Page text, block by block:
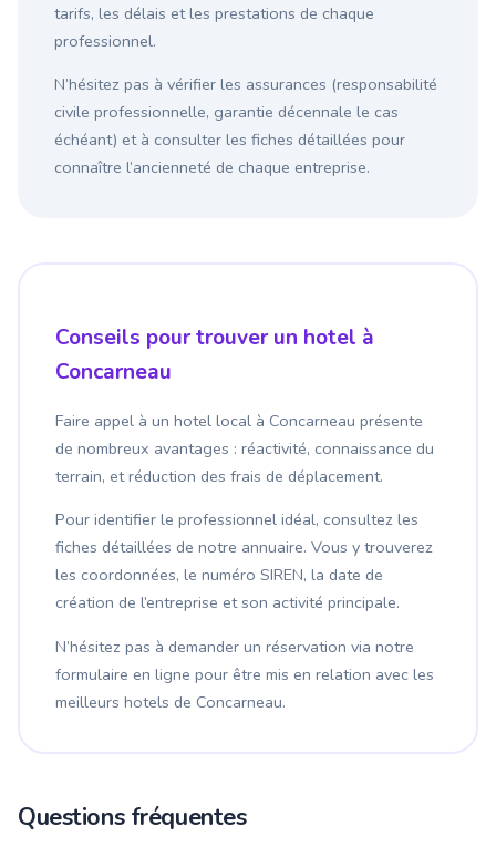
tarifs, les délais et les prestations de chaque
professionnel.
N’hésitez pas à vérifier les assurances (responsabilité
civile professionnelle, garantie décennale le cas
échéant) et à consulter les fiches détaillées pour
connaître l’ancienneté de chaque entreprise.
Conseils pour trouver un hotel à
Concarneau
Faire appel à un hotel local à Concarneau présente
de nombreux avantages : réactivité, connaissance du
terrain, et réduction des frais de déplacement.
Pour identifier le professionnel idéal, consultez les
fiches détaillées de notre annuaire. Vous y trouverez
les coordonnées, le numéro SIREN, la date de
création de l’entreprise et son activité principale.
N’hésitez pas à demander un réservation via notre
formulaire en ligne pour être mis en relation avec les
meilleurs hotels de Concarneau.
Questions fréquentes